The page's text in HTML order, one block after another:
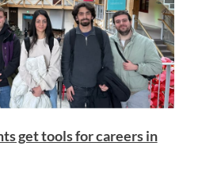
get tools for careers in